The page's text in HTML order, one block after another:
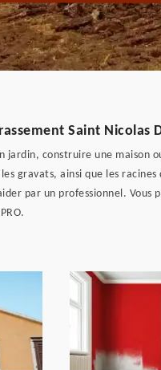
Saint Nicolas
jardin, construire une maison
gravats, ainsi que les
par un professionnel.